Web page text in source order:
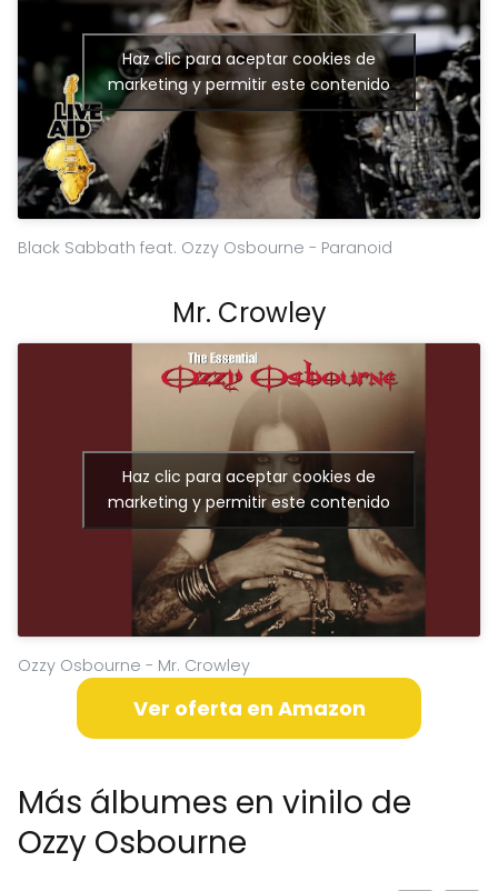
Haz clic para aceptar cookies de
marketing y permitir este contenido
Black Sabbath feat. Ozzy Osbourne - Paranoid
Mr. Crowley
Haz clic para aceptar cookies de
marketing y permitir este contenido
Ozzy Osbourne - Mr. Crowley
Ver oferta en Amazon
Más álbumes en vinilo de
Ozzy Osbourne